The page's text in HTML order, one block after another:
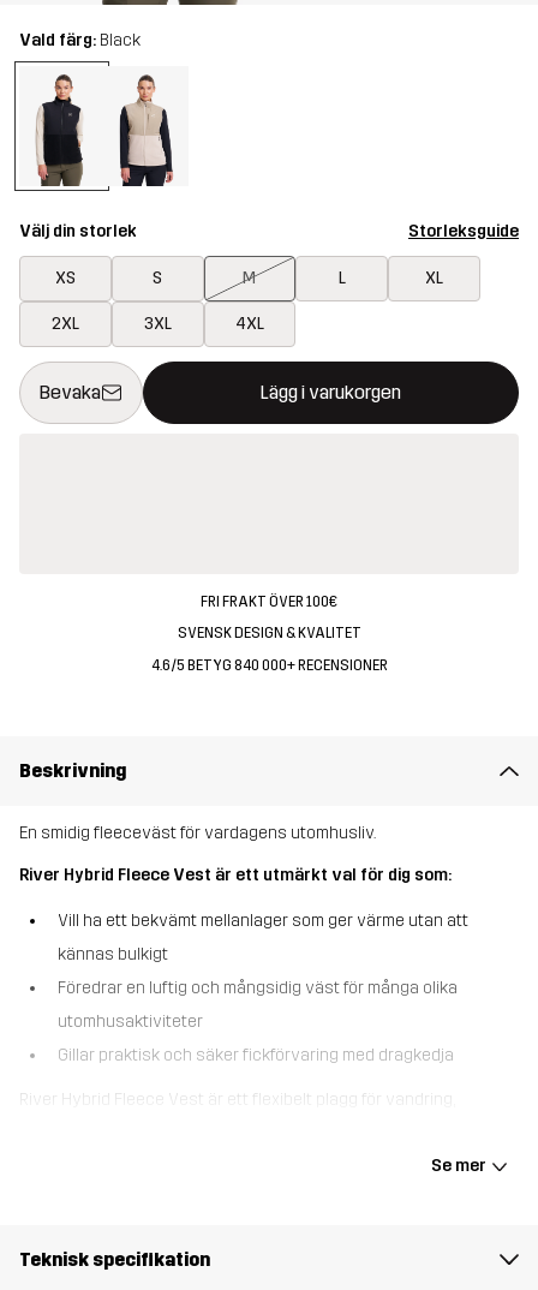
Vald färg: Black
Välj din storlek Storleksguide
XS S M L XL
2XL 3XL 4XL
Bevaka Lägg i varukorgen
Denna knapp kommer att öppna en modal som bekräftar en ny
{{size}} inte tillgänglig
FRI FRAKT ÖVER 100€
SVENSK DESIGN & KVALITET
4.6/5 BETYG 840 000+ RECENSIONER
Beskrivning
En smidig fleeceväst för vardagens utomhusliv.
River Hybrid Fleece Vest är ett utmärkt val för dig som:
Vill ha ett bekvämt mellanlager som ger värme utan att
kännas bulkigt
Föredrar en luftig och mångsidig väst för många olika
utomhusaktiviteter
Gillar praktisk och säker fickförvaring med dragkedja
River Hybrid Fleece Vest är ett flexibelt plagg för vandring,
ger lagom värme och den ärmlösa designen ger full rörelsefrihet.
favorit för alla dagar utomhus.
Se mer
Teknisk specifikation